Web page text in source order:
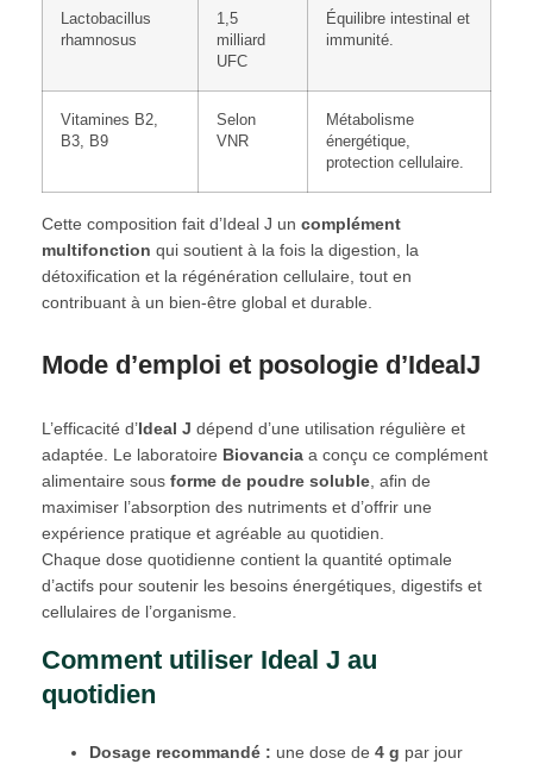
Lactobacillus
rhamnosus
1,5
milliard
UFC
Équilibre intestinal et
immunité.
Vitamines B2,
B3, B9
Selon
VNR
Métabolisme
énergétique,
protection cellulaire.
Cette composition fait d’Ideal J un complément
multifonction qui soutient à la fois la digestion, la
détoxification et la régénération cellulaire, tout en
contribuant à un bien-être global et durable.
Mode d’emploi et posologie d’IdealJ
L’efficacité d’Ideal J dépend d’une utilisation régulière et
adaptée. Le laboratoire Biovancia a conçu ce complément
alimentaire sous forme de poudre soluble , afin de
maximiser l’absorption des nutriments et d’offrir une
expérience pratique et agréable au quotidien.
Chaque dose quotidienne contient la quantité optimale
d’actifs pour soutenir les besoins énergétiques, digestifs et
cellulaires de l’organisme.
Comment utiliser Ideal J au
quotidien
Dosage recommandé : une dose de 4 g par jour